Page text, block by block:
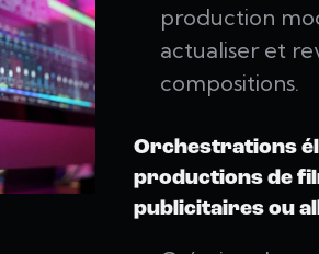
production
actualiser et
compositions.
Orchestrations
productions de
publicitaires ou